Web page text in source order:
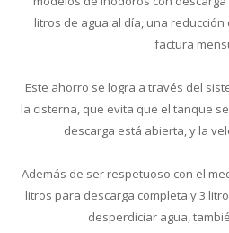
litros de agua al día, una
factura
Este ahorro se logra a través del
la cisterna, que evita que el tanque
descarga está abierta, y la
Además de ser respetuoso con el
litros para descarga completa y 3
desperdiciar agua,